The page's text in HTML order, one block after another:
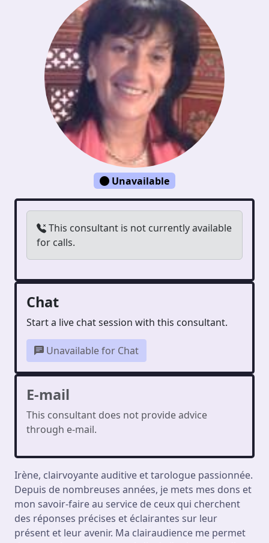
Unavailable
This consultant is not currently available
for calls.
Chat
Start a live chat session with this consultant.
Unavailable for Chat
E-mail
This consultant does not provide advice
through e-mail.
Irène, clairvoyante auditive et tarologue passionnée.
Depuis de nombreuses années, je mets mes dons et
mon savoir-faire au service de ceux qui cherchent
des réponses précises et éclairantes sur leur
présent et leur avenir. Ma clairaudience me permet